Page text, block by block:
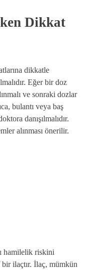
Dikkat
dikkatle
Eğer bir doz
ve sonraki dozlar
bulantı veya baş
danışılmalıdır.
alınması önerilir.
hamilelik riskini
ilaçtır. İlaç, mümkün